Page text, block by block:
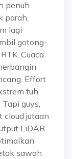
penuh
parah,
lagi
gotong-
Cuaca
Effort
tuh
guys,
cloud jutaan
LiDAR
sawah